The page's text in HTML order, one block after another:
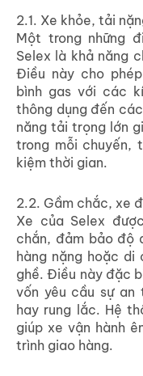
2.1. Xe khỏe, tải
Một trong những
Selex là khả năng
Điều này cho
bình gas với các
thông dụng đến
năng tải trọng lớn
trong mỗi chuyến,
kiệm thời gian.
2.2. Gầm chắc, xe
Xe của Selex
chắn, đảm bảo độ
hàng nặng hoặc di
ghề. Điều này đặc
vốn yêu cầu sự
hay rung lắc. Hệ
giúp xe vận hành
trình giao hàng.